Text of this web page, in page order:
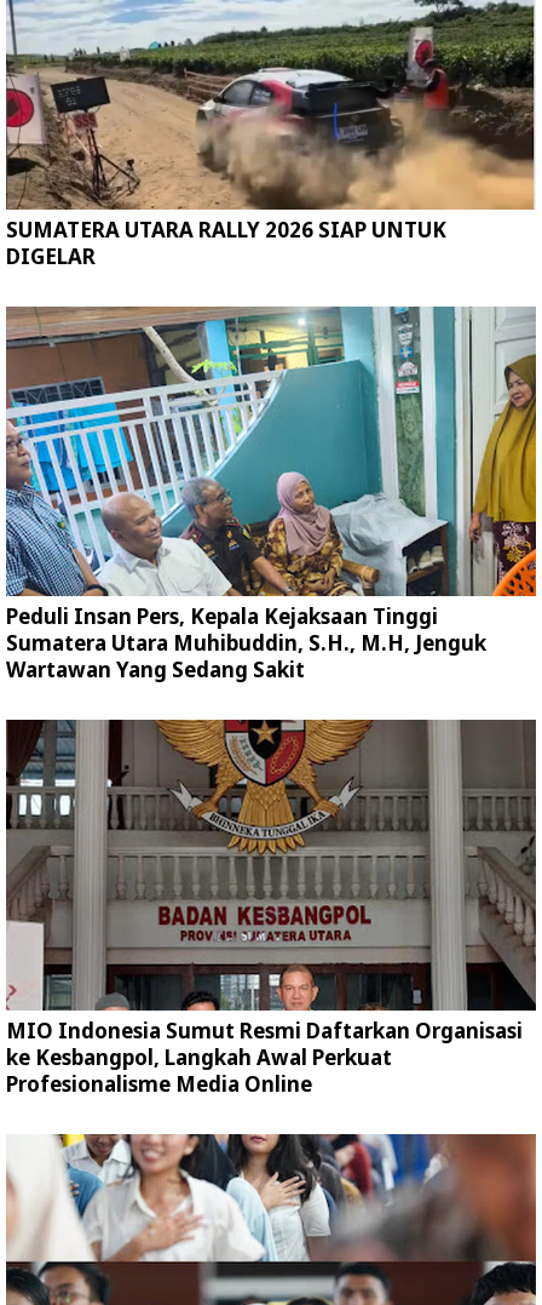
SUMATERA UTARA RALLY 2026 SIAP UNTUK
DIGELAR
Peduli Insan Pers, Kepala Kejaksaan Tinggi
Sumatera Utara Muhibuddin, S.H., M.H, Jenguk
Wartawan Yang Sedang Sakit
MIO Indonesia Sumut Resmi Daftarkan Organisasi
ke Kesbangpol, Langkah Awal Perkuat
Profesionalisme Media Online